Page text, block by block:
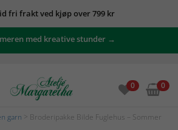
fri frakt ved kjøp over 799 kr
med kreative stunder →
0 0
garn > Broderipakke Bilde Fuglehus – Sommer